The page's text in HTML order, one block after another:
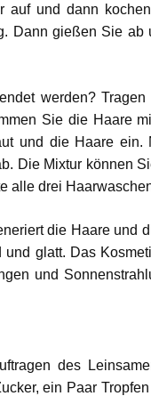
auf und dann
Dann gießen Sie ab
werden?
Sie die Haare
und die Haare ein.
Die Mixtur können
alle drei
die Haare und
glatt. Das
und
des
ein Paar